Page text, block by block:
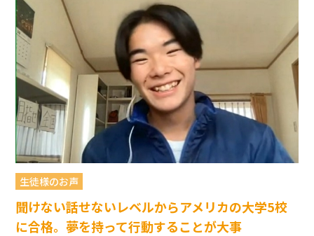
生徒様のお声
聞けない話せないレベルからアメリカの大学5校
に合格。夢を持って行動することが大事